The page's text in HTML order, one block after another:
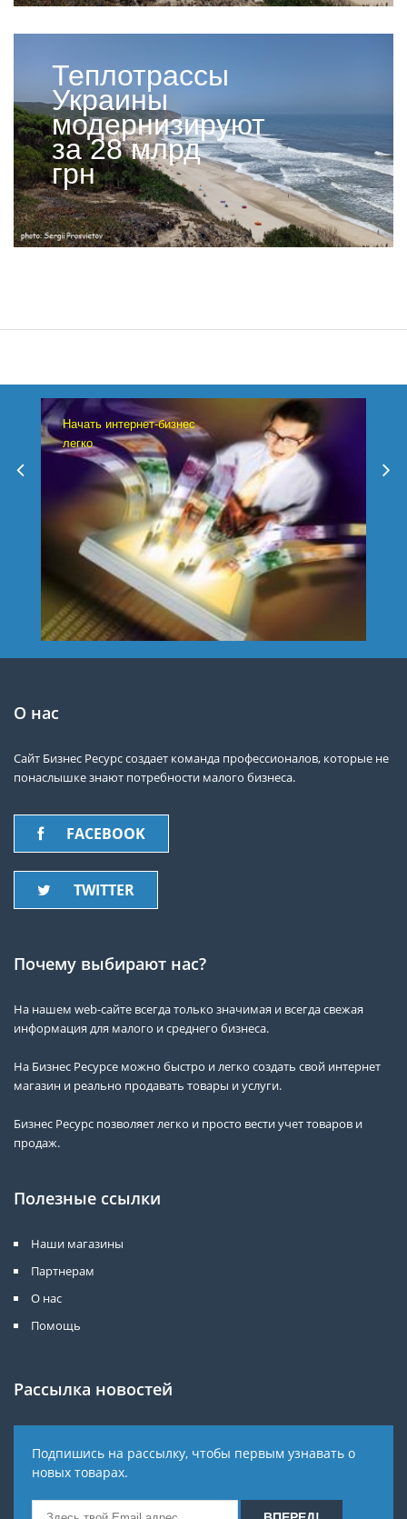
Теплотрассы
Украины
модернизируют
за 28 млрд
грн
Начать интернет-бизнес
легко
О нас
Сайт Бизнес Ресурс создает команда профессионалов, которые не
понаслышке знают потребности малого бизнеса.
FACEBOOK
TWITTER
Почему выбирают нас?
На нашем web-сайте всегда только значимая и всегда свежая
информация для малого и среднего бизнеса.
На Бизнес Ресурсе можно быстро и легко создать свой интернет
магазин и реально продавать товары и услуги.
Бизнес Ресурс позволяет легко и просто вести учет товаров и
продаж.
Полезные ссылки
Наши магазины
Партнерам
О нас
Помощь
Рассылка новостей
Подпишись на рассылку, чтобы первым узнавать о
новых товарах.